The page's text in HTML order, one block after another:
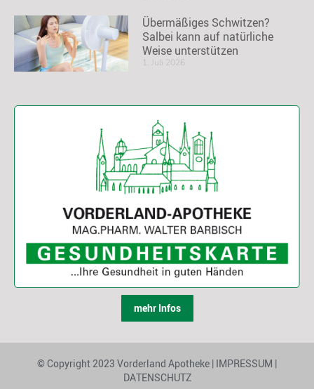
Übermäßiges Schwitzen?
Salbei kann auf natürliche
Weise unterstützen
1. Juli 2026
mehr Infos
© Copyright 2023 Vorderland Apotheke | IMPRESSUM |
DATENSCHUTZ